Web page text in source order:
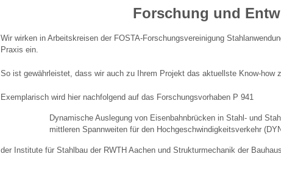
Forschung und
Wir wirken in Arbeitskreisen der FOSTA-Forschungsvereinigung
Praxis ein.
So ist gewährleistet, dass wir auch zu Ihrem Projekt das aktuellste Know-how
Exemplarisch wird hier nachfolgend auf das Forschungsvorhaben P 941
Dynamische Auslegung von Eisenbahnbrücken in Stahl- und
mittleren Spannweiten für den Hochgeschwindigkeitsverkehr
der Institute für Stahlbau der RWTH Aachen und Strukturmechanik der